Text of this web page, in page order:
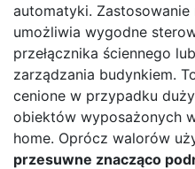
automatyki.
umożliwia wygodne
przełącznika ściennego
zarządzania budynkiem.
cenione w przypadku
obiektów wyposażonych
home. Oprócz walorów
przesuwne znacząco